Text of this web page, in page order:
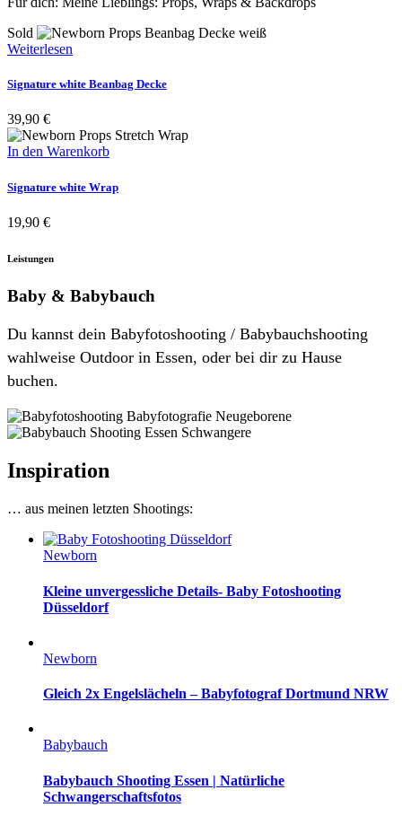
Sold
Weiterlesen
Signature white Beanbag Decke
39,90 €
In den Warenkorb
Signature white Wrap
19,90 €
Leistungen
Baby & Babybauch
Du kannst dein Babyfotoshooting / Babybauchshooting
wahlweise Outdoor in Essen, oder bei dir zu Hause
buchen.
Neugeborene
Schwangere
Inspiration
… aus meinen letzten Shootings:
Newborn
Kleine unvergessliche Details- Baby Fotoshooting
Düsseldorf
Newborn
Gleich 2x Engelslächeln – Babyfotograf Dortmund NRW
Babybauch
Babybauch Shooting Essen | Natürliche
Schwangerschaftsfotos